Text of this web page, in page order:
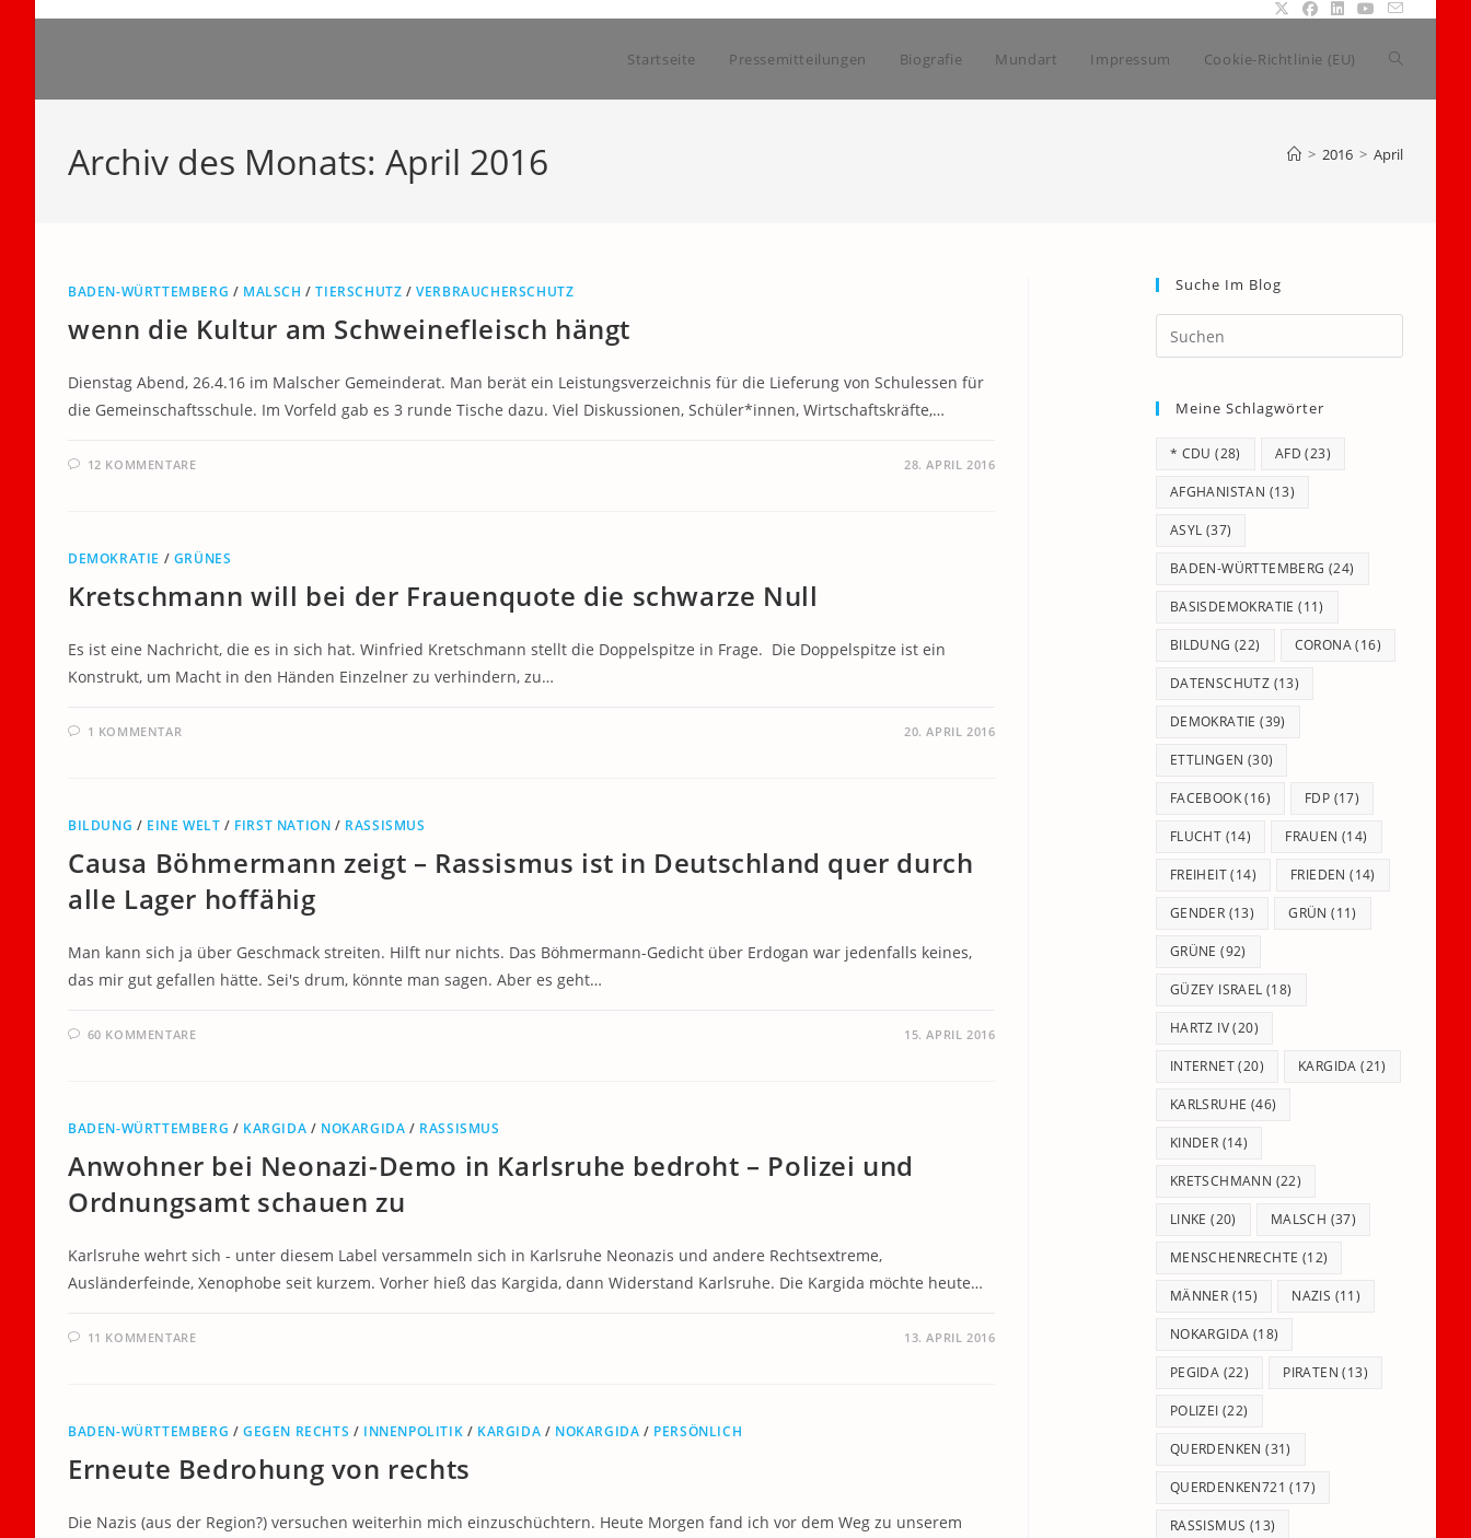
Startseite Pressemitteilungen Biografie Mundart Impressum Cookie-Richtlinie (EU) Website-
Archiv des Monats: April 2016 > 2016 > April
BADEN-WÜRTTEMBERG / MALSCH /TIERSCHUTZ /VERBRAUCHERSCHUTZ
wenn die Kultur am Schweinefleisch hängt
Dienstag Abend, 26.4.16 im Malscher Gemeinderat. Man berät ein Leistungsverzeichnis für die Lieferung von Schulessen für
die Gemeinschaftsschule. Im Vorfeld gab es 3 runde Tische dazu. Viel Diskussionen, Schüler*innen, Wirtschaftskräfte,…
12 KOMMENTARE 28. APRIL 2016
DEMOKRATIE / GRÜNES
Kretschmann will bei der Frauenquote die schwarze Null
Es ist eine Nachricht, die es in sich hat. Winfried Kretschmann stellt die Doppelspitze in Frage. Die Doppelspitze ist ein
Konstrukt, um Macht in den Händen Einzelner zu verhindern, zu…
1 KOMMENTAR 20. APRIL 2016
BILDUNG / EINE WELT / FIRST NATION / RASSISMUS
Causa Böhmermann zeigt – Rassismus ist in Deutschland quer durch
alle Lager hoffähig
Man kann sich ja über Geschmack streiten. Hilft nur nichts. Das Böhmermann-Gedicht über Erdogan war jedenfalls keines,
das mir gut gefallen hätte. Sei's drum, könnte man sagen. Aber es geht…
60 KOMMENTARE 15. APRIL 2016
BADEN-WÜRTTEMBERG / KARGIDA / NOKARGIDA / RASSISMUS
Anwohner bei Neonazi-Demo in Karlsruhe bedroht – Polizei und
Ordnungsamt schauen zu
Karlsruhe wehrt sich - unter diesem Label versammeln sich in Karlsruhe Neonazis und andere Rechtsextreme,
Ausländerfeinde, Xenophobe seit kurzem. Vorher hieß das Kargida, dann Widerstand Karlsruhe. Die Kargida möchte heute…
11 KOMMENTARE 13. APRIL 2016
BADEN-WÜRTTEMBERG /GEGEN RECHTS / INNENPOLITIK / KARGIDA / NOKARGIDA / PERSÖNLICH
Erneute Bedrohung von rechts
Die Nazis (aus der Region?) versuchen weiterhin mich einzuschüchtern. Heute Morgen fand ich vor dem Weg zu unserem
Suche Im Blog
Escape
Meine Schlagwörter
* CDU (28) AFD (23)
AFGHANISTAN (13)
ASYL (37)
BADEN-WÜRTTEMBERG (24)
BASISDEMOKRATIE (11)
BILDUNG (22) CORONA(16)
DATENSCHUTZ (13)
DEMOKRATIE (39)
ETTLINGEN (30)
FACEBOOK(16) FDP (17)
FLUCHT (14) FRAUEN (14)
FREIHEIT(14) FRIEDEN (14)
GENDER (13) GRÜN (11)
GRÜNE (92)
GÜZEY ISRAEL (18)
HARTZ IV(20)
INTERNET(20) KARGIDA (21)
KARLSRUHE (46)
KINDER (14)
KRETSCHMANN (22)
LINKE (20) MALSCH (37)
MENSCHENRECHTE (12)
MÄNNER (15) NAZIS (11)
NOKARGIDA (18)
PEGIDA (22) PIRATEN (13)
POLIZEI (22)
QUERDENKEN (31)
QUERDENKEN721 (17)
RASSISMUS (13)